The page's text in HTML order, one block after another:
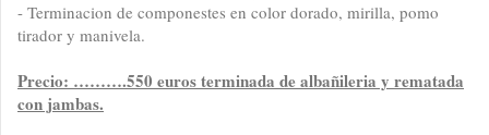
- Terminacion de componestes en color dorado, mirilla, pomo
tirador y manivela.
Precio: ……….550 euros terminada de albañileria y rematada
con jambas.